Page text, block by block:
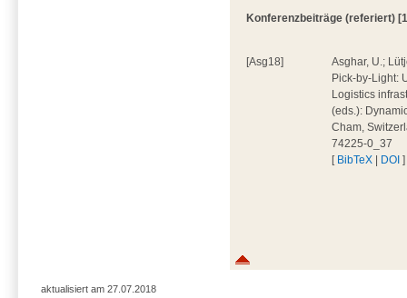
Konferenzbeiträge (referiert)
[Asg18]
Asghar, U.;
Pick-by-Light:
Logistics
(eds.):
Cham,
74225-0_37
[ BibTeX | DOI ]
aktualisiert am 27.07.2018